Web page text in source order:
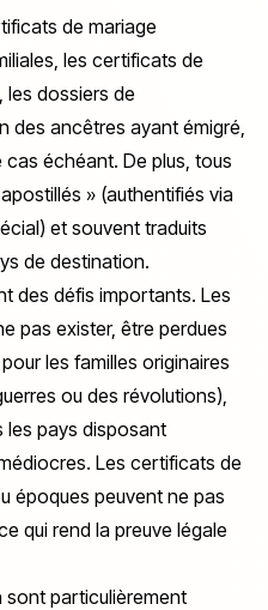
de mariage
les certificats de
dossiers de
des ancêtres ayant émigré,
échéant. De plus, tous
» (authentifiés via
et souvent traduits
de destination.
des défis importants. Les
pas exister, être perdues
les familles originaires
ou des révolutions),
les pays disposant
Les certificats de
époques peuvent ne pas
qui rend la preuve légale
sont particulièrement